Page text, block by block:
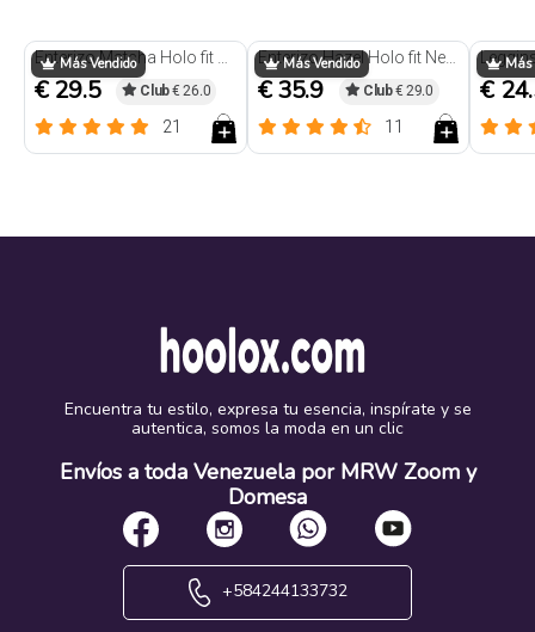
Más Vendido
€ 29.5 Club€ 26.0
21
Más Vendido Enterizo Hazel Holo fit Negro
€ 35.9 Club€ 29.0
11
Más
€
Encuentra tu estilo, expresa tu esencia, inspírate y se
autentica, somos la moda en un clic
Envíos a toda Venezuela por MRW Zoom y
Domesa
+584244133732